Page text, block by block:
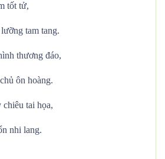
tốt tử,
tam tang.
thương đáo,
ôn hoàng.
tai họa,
nhi lang.